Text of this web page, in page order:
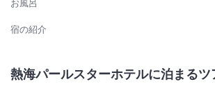
お風呂
宿の紹介
熱海パールスターホテルに泊まるツ